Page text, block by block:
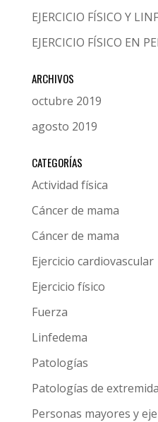
EJERCICIO FÍSICO Y
EJERCICIO FÍSICO EN
ARCHIVOS
octubre 2019
agosto 2019
CATEGORÍAS
Actividad física
Cáncer de mama
Cáncer de mama
Ejercicio cardiovascular
Ejercicio físico
Fuerza
Linfedema
Patologías
Patologías de
Personas mayores y